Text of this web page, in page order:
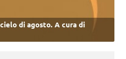
di agosto. A cura di